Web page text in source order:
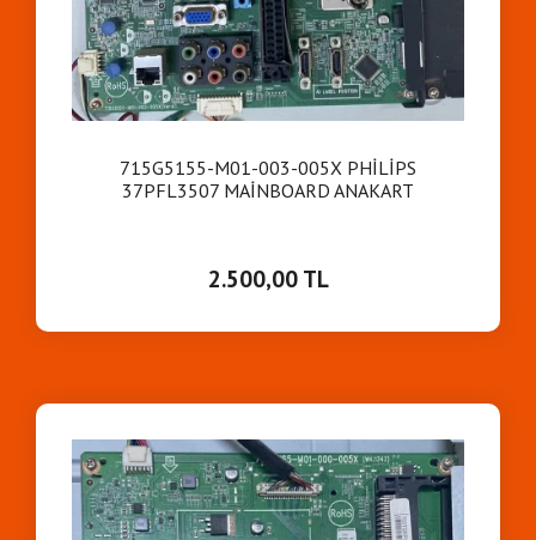
715G5155-M01-003-005X PHİLİPS
37PFL3507 MAİNBOARD ANAKART
2.500,00 TL